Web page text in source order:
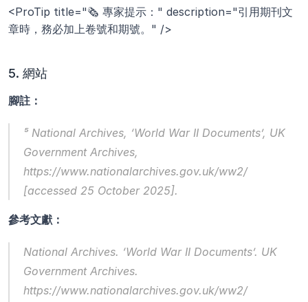
<ProTip title="🗞️ 專家提示：" description="引用期刊文
章時，務必加上卷號和期號。" />
5. 網站
腳註：
⁵ National Archives, ‘World War II Documents’, UK
Government Archives,
https://www.nationalarchives.gov.uk/ww2/
[accessed 25 October 2025].
參考文獻：
National Archives. ‘World War II Documents’. UK
Government Archives.
https://www.nationalarchives.gov.uk/ww2/